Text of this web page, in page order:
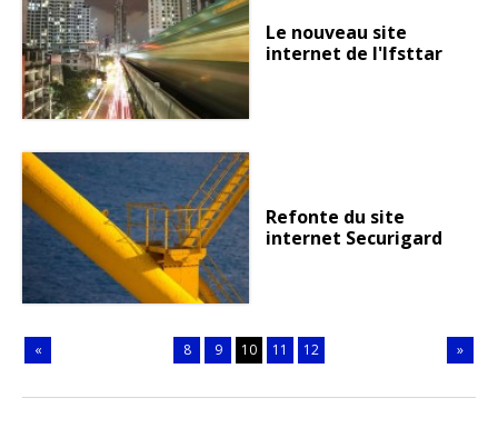
Le nouveau site
internet de l'Ifsttar
Refonte du site
internet Securigard
« 8 9 10 11 12 »